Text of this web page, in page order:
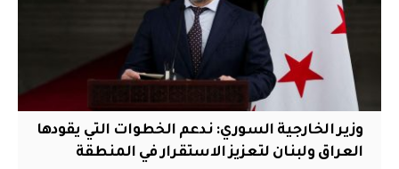
وزير الخارجية السوري: ندعم الخطوات التي يقودها
العراق ولبنان لتعزيز الاستقرار في المنطقة